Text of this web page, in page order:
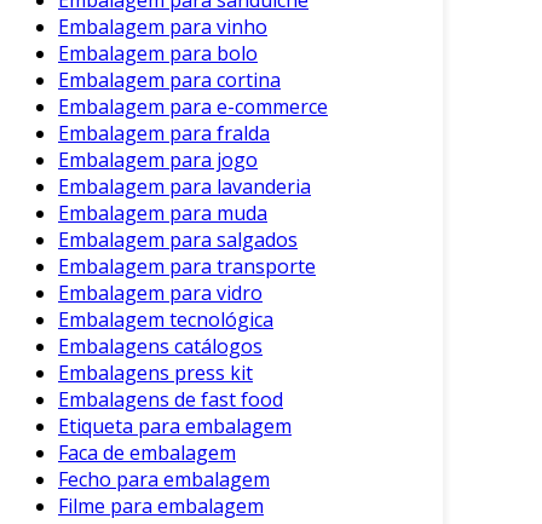
Embalagem para vinho
Embalagem para bolo
Embalagem para cortina
Embalagem para e-commerce
Embalagem para fralda
Embalagem para jogo
Embalagem para lavanderia
Embalagem para muda
Embalagem para salgados
Embalagem para transporte
Embalagem para vidro
Embalagem tecnológica
Embalagens catálogos
Embalagens press kit
Embalagens de fast food
Etiqueta para embalagem
Faca de embalagem
Fecho para embalagem
Filme para embalagem